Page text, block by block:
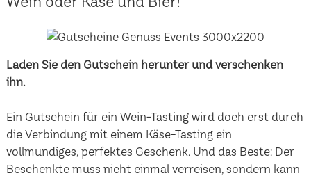
Laden Sie den Gutschein herunter und verschenken
ihn.
Ein Gutschein für ein Wein-Tasting wird doch erst durch
die Verbindung mit einem Käse-Tasting ein
vollmundiges, perfektes Geschenk. Und das Beste: Der
Beschenkte muss nicht einmal verreisen, sondern kann